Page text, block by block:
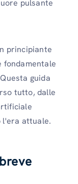
pulsante
principiante
fondamentale
guida
tutto, dalle
l'era attuale.